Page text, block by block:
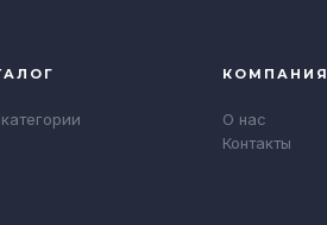
КОМПАНИЯ
О нас
Контакты